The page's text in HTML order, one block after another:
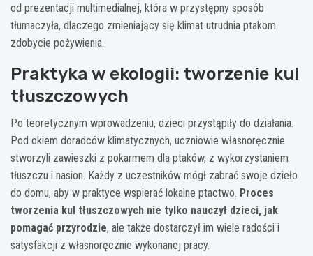
od prezentacji multimedialnej, która w przystępny sposób
tłumaczyła, dlaczego zmieniający się klimat utrudnia ptakom
zdobycie pożywienia.
Praktyka w ekologii: tworzenie kul
tłuszczowych
Po teoretycznym wprowadzeniu, dzieci przystąpiły do działania.
Pod okiem doradców klimatycznych, uczniowie własnoręcznie
stworzyli zawieszki z pokarmem dla ptaków, z wykorzystaniem
tłuszczu i nasion. Każdy z uczestników mógł zabrać swoje dzieło
do domu, aby w praktyce wspierać lokalne ptactwo. Proces
tworzenia kul tłuszczowych nie tylko nauczył dzieci, jak
pomagać przyrodzie, ale także dostarczył im wiele radości i
satysfakcji z własnoręcznie wykonanej pracy.